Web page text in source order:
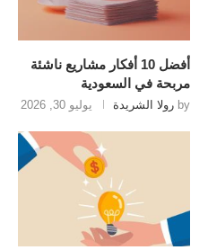
أفضل 10 أفكار مشاريع ناشئة
مربحة في السعودية
by رولا الشريدة يوليو 30, 2026